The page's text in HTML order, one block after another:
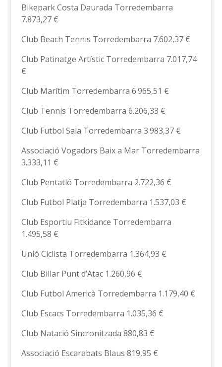
Bikepark Costa Daurada Torredembarra
7.873,27 €
Club Beach Tennis Torredembarra 7.602,37 €
Club Patinatge Artístic Torredembarra 7.017,74
€
Club Marítim Torredembarra 6.965,51 €
Club Tennis Torredembarra 6.206,33 €
Club Futbol Sala Torredembarra 3.983,37 €
Associació Vogadors Baix a Mar Torredembarra
3.333,11 €
Club Pentatló Torredembarra 2.722,36 €
Club Futbol Platja Torredembarra 1.537,03 €
Club Esportiu Fitkidance Torredembarra
1.495,58 €
Unió Ciclista Torredembarra 1.364,93 €
Club Billar Punt d’Atac 1.260,96 €
Club Futbol Americà Torredembarra 1.179,40 €
Club Escacs Torredembarra 1.035,36 €
Club Natació Sincronitzada 880,83 €
Associació Escarabats Blaus 819,95 €